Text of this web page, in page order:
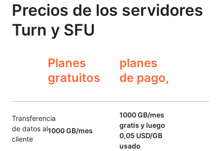
Precios de los servidores
Turn y SFU
Planes
gratuitos
planes
de pago,
Transferencia
de datos al
cliente
1000 GB/mes
1000 GB/mes
gratis y luego
0,05 USD/GB
usado